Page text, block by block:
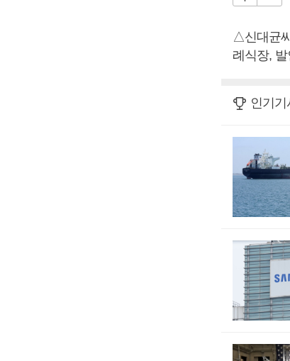
△신대균
례식장, 발
인기기